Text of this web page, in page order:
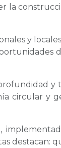
la
y
y
circular y
destacan: